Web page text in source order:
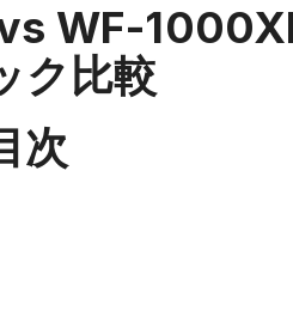
WF-
ク比較
次